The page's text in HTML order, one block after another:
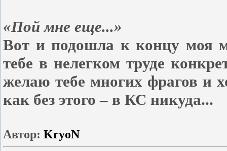
«Пой мне еще...»
Вот и подошла к концу моя
тебе в нелегком труде
желаю тебе многих фрагов и
как без этого – в КС никуда...
Автор: KryoN